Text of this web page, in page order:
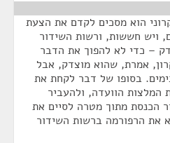
הוא מסכים לקדם את הצעת
ויש חששות, ורשות השידור
– כדי לא להפוך את הדבר
אמרת, שהוא מוצדק, אבל
בסופו של דבר לקחת את
המלצות הוועדה, ולהעביר
הכנסת מתוך מטרה לסיים את
את הרפורמה ברשות השידור